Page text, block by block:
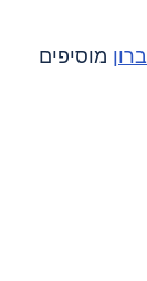
מוסיפים